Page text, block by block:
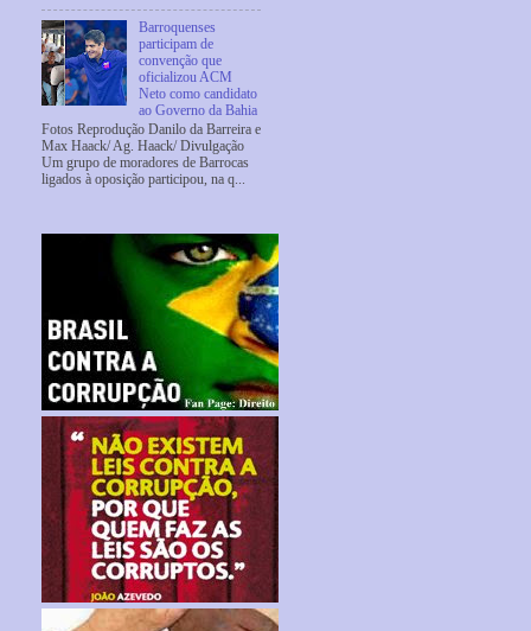
Barroquenses
participam de
convenção que
oficializou ACM
Neto como candidato
ao Governo da Bahia
Fotos Reprodução Danilo da Barreira e
Max Haack/ Ag. Haack/ Divulgação
Um grupo de moradores de Barrocas
ligados à oposição participou, na q...